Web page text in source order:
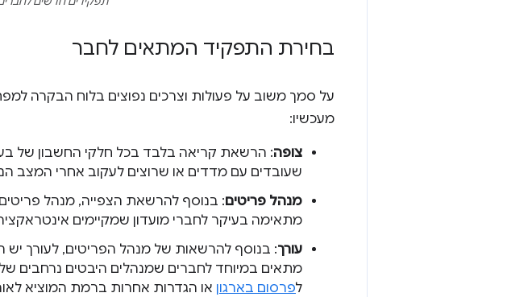
בחירת התפקיד המתאים לחבר
על סמך משוב על פעולות וצרכים נפוצים בלוח הבקרה
מעכשיו:
צופה: הרשאת קריאה בלבד בכל חלקי החשבון של
שעובדים עם מדדים או שרוצים לעקוב אחרי המצב
מנהל פריטים: בנוסף להרשאת הצפייה, מנהל פריטים
מתאימה בעיקר לחברי מועדון שמקיימים
עורך: בנוסף להרשאות של מנהל הפריטים, לעורך
מתאים במיוחד לחברים שמנהלים היבטים נרחבים
לפרסום בארגון או הגדרות אחרות ברמת המוציא